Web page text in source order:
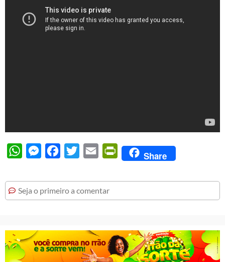
WhatsAppMessengerFacebook
Twitter Email PrintFriendly
Share
Seja o primeiro a comentar